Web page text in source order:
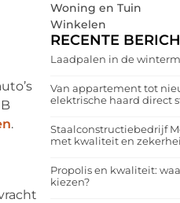
.
Woning en Tuin
Winkelen
RECENTE
Laadpalen in de
Van appartement tot
elektrische haard direct
Staalconstructiebedrijf
met kwaliteit en
Propolis en kwaliteit:
kiezen?